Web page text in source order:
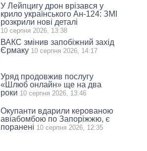
У Лейпцигу дрон врізався у
крило українського Ан-124: ЗМІ
розкрили нові деталі
10 серпня 2026, 13:38
ВАКС змінив запобіжний захід
Єрмаку 10 серпня 2026, 14:17
Уряд продовжив послугу
«Шлюб онлайн» ще на два
роки 10 серпня 2026, 13:46
Окупанти вдарили керованою
авіабомбою по Запоріжжю, є
поранені 10 серпня 2026, 12:35